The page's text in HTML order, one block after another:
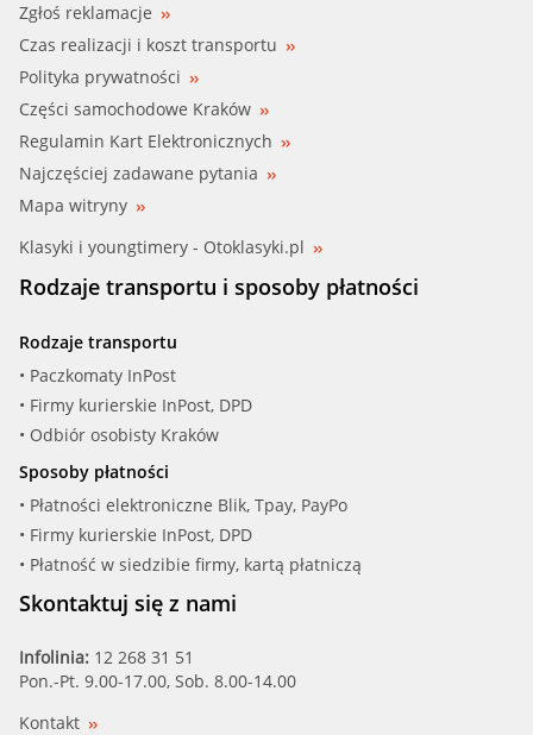
MAZDA (BP4K67360C)
MAZDA (BP4K67360D)
MAZDA (BP4K67360E)
METZGER (2190876)
QF (QF01N00061)
Zgłoś reklamacje
Czas realizacji i koszt transportu
Polityka prywatności
Części samochodowe Kraków
Regulamin Kart Elektronicznych
Najczęściej zadawane pytania
Mapa witryny
Klasyki i youngtimery - Otoklasyki.pl
Rodzaje transportu i sposoby płatności
Rodzaje transportu
• Paczkomaty InPost
• Firmy kurierskie InPost, DPD
• Odbiór osobisty Kraków
Sposoby płatności
• Płatności elektroniczne Blik, Tpay, PayPo
• Firmy kurierskie InPost, DPD
• Płatność w siedzibie firmy, kartą płatniczą
Skontaktuj się z nami
Infolinia: 12 268 31 51
Pon.-Pt. 9.00-17.00, Sob. 8.00-14.00
Kontakt